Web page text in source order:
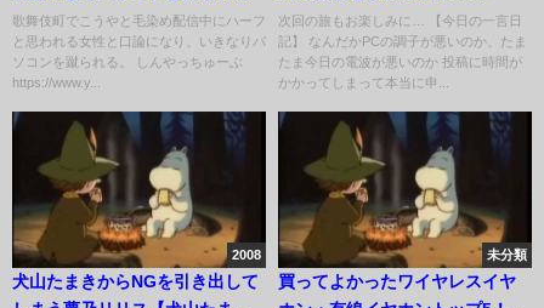
歌舞伎町でこうやと毛染め配信中にハーフ
と思われる女性と口論になり、いきなりパ
ソコンを蹴られる。 しんやっちゅーぶ
https://www.y...
次回の旅もお楽しみに… 【今日の一言日
記】 なんだかPCの調子が悪いのか、たま
たま今日の電波が悪いのか 投稿に時間が
かかってしまって本当に申...
2008
犬山たまきからNGを引き出して
未分類
買ってよかったワイヤレスイヤ